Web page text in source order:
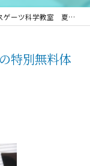
教室 夏の特別無料体験会のおしらせ
特別無料体